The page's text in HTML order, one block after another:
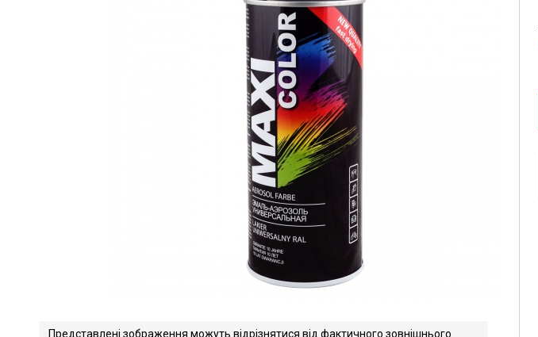
Представлені зображення можуть відрізнятися від фактичного зовнішнього